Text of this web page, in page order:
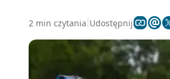
2 min czytania Udostępnij